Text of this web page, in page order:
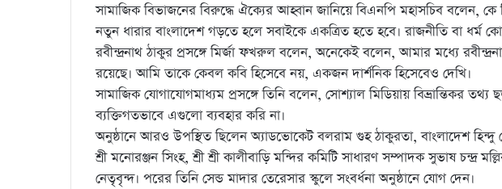
সামাজিক বিভাজনের বিরুদ্ধে ঐক্যের আহ্বান জানিয়ে বিএনপি মহাসচিব বলেন,
নতুন ধারার বাংলাদেশ গড়তে হলে সবাইকে একত্রিত হতে হবে। রাজনীতি বা ধর্ম
রবীন্দ্রনাথ ঠাকুর প্রসঙ্গে মির্জা ফখরুল বলেন, অনেকেই বলেন, আমার মধ্যে
রয়েছে। আমি তাকে কেবল কবি হিসেবে নয়, একজন দার্শনিক হিসেবেও দেখি।
সামাজিক যোগাযোগমাধ্যম প্রসঙ্গে তিনি বলেন, সোশ্যাল মিডিয়ায় বিভ্রান্তিকর
ব্যক্তিগতভাবে এগুলো ব্যবহার করি না।
অনুষ্ঠানে আরও উপস্থিত ছিলেন অ্যাডভোকেট বলরাম গুহ ঠাকুরতা, বাংলাদেশ হিন্দু
শ্রী মনোরঞ্জন সিংহ, শ্রী শ্রী কালীবাড়ি মন্দির কমিটি সাধারণ সম্পাদক সুভাষ চন্দ্র
নেতৃবৃন্দ। পরের তিনি সেন্ড মাদার তেরেসার স্কুলে সংবর্ধনা অনুষ্ঠানে যোগ দেন।